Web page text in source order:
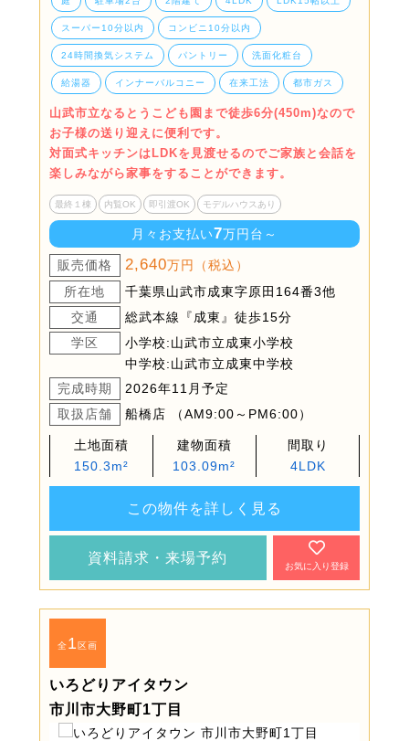
スーパー10分以内 コンビニ10分以内
24時間換気システム パントリー 洗面化粧台
給湯器 インナーバルコニー 在来工法 都市ガス
山武市立なるとうこども園まで徒歩6分(450m)なので
お子様の送り迎えに便利です。
対面式キッチンはLDKを見渡せるのでご家族と会話を
楽しみながら家事をすることができます。
最終１棟 内覧OK 即引渡OK モデルハウスあり
月々お支払い7万円台～
販売価格 2,640万円（税込）
所在地
千葉県山武市成東字原田164番3他
交通
総武本線『成東』徒歩15分
学区
小学校:山武市立成東小学校
中学校:山武市立成東中学校
完成時期
2026年11月予定
取扱店舗
船橋店 （AM9:00～PM6:00）
土地面積
150.3m²
建物面積
103.09m²
間取り
4LDK
この物件を詳しく見る
資料請求・来場予約
お気に入り登録
全1区画
いろどりアイタウン
市川市大野町1丁目